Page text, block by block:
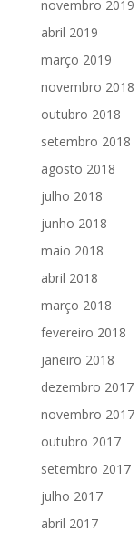
novembro 2019
abril 2019
março 2019
novembro 2018
outubro 2018
setembro 2018
agosto 2018
julho 2018
junho 2018
maio 2018
abril 2018
março 2018
fevereiro 2018
janeiro 2018
dezembro 2017
novembro 2017
outubro 2017
setembro 2017
julho 2017
abril 2017